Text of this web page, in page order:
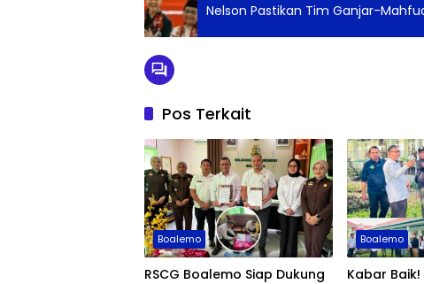
Nelson Pastikan Tim Ganjar-
Pos Terkait
Boalemo
RSCG Boalemo Siap Dukung
Boalemo
Kabar Baik!